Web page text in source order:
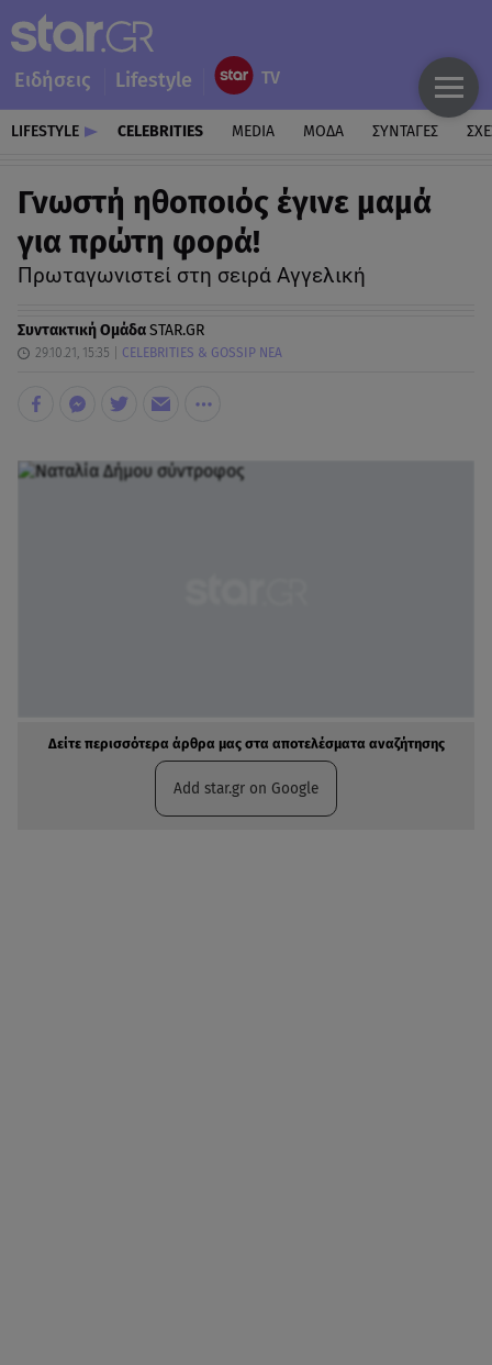
Ειδήσεις Lifestyle
LIFESTYLE CELEBRITIES MEDIA ΜΟΔΑ ΣΥΝΤΑΓΕΣ
Γνωστή ηθοποιός έγινε μαμά
για πρώτη φορά!
Πρωταγωνιστεί στη σειρά Αγγελική
Συντακτική ΟμάδαSTAR.GR
29.10.21, 15:35 CELEBRITIES & GOSSIP ΝΕΑ
Δείτε περισσότερα άρθρα μας στα αποτελέσματα αναζήτησης
Add star.gr on Google